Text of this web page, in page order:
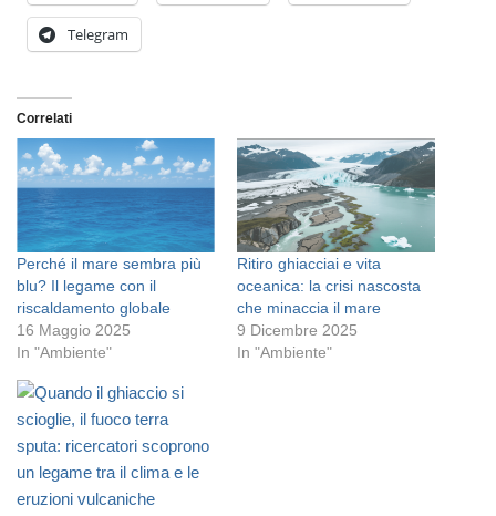
Telegram
Correlati
Perché il mare sembra più
blu? Il legame con il
riscaldamento globale
16 Maggio 2025
In "Ambiente"
Ritiro ghiacciai e vita
oceanica: la crisi nascosta
che minaccia il mare
9 Dicembre 2025
In "Ambiente"